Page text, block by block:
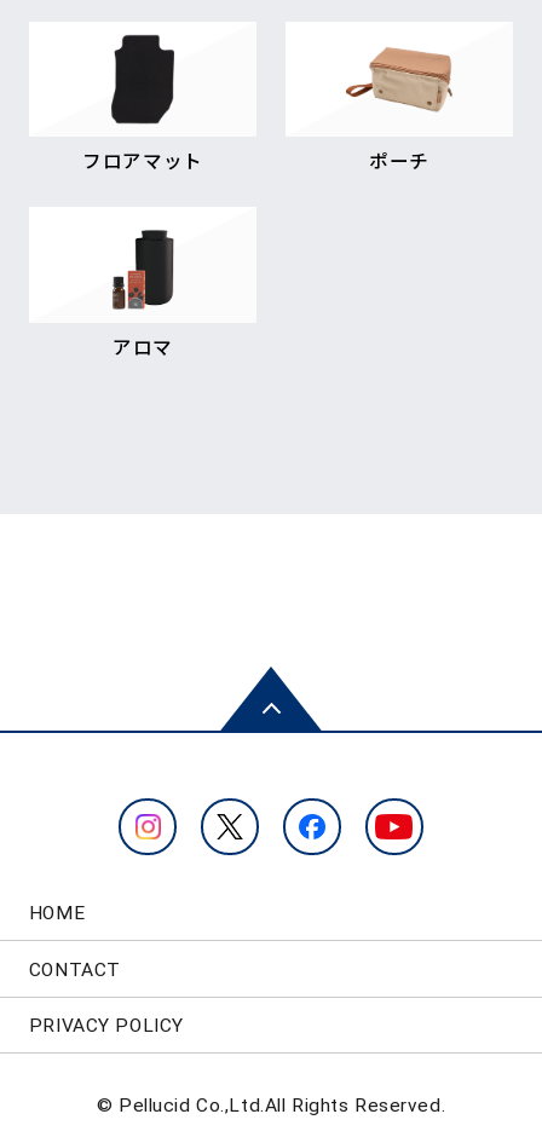
フロアマット ポーチ
アロマ
HOME
CONTACT
PRIVACY POLICY
© Pellucid Co.,Ltd.All Rights Reserved.